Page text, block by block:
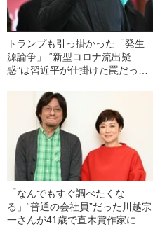
トランプも引っ掛かった「発生
源論争」 “新型コロナ流出疑
惑”は習近平が仕掛けた罠だっ
「なんでもすぐ調べたくな
る」“普通の会社員”だった川越宗
一さんが41歳で直木賞作家にな